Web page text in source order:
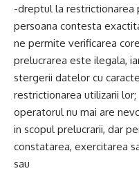
-dreptul la restrictionarea
persoana contesta
ne permite verificarea
prelucrarea este ilegala,
stergerii datelor cu
restrictionarea utilizarii lor;
operatorul nu mai are
in scopul prelucrarii, dar
constatarea, exercitarea
sau